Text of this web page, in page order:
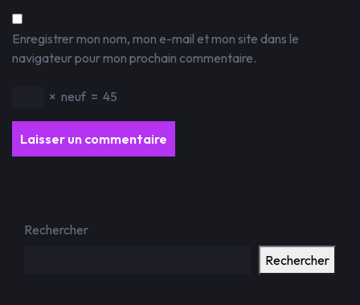
Enregistrer mon nom, mon e-mail et mon site dans le
navigateur pour mon prochain commentaire.
× neuf = 45
Rechercher
Rechercher